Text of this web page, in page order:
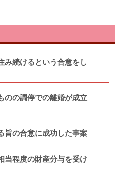
み続けるという合意をし
のの調停での離婚が成立
旨の合意に成功した事案
当程度の財産分与を受け